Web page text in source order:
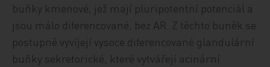
buňky kmenové, jež mají pluripotentní potenciál a
jsou málo diferencované, bez AR. Z těchto buněk se
postupně vyvíjejí vysoce diferencované glandulární
buňky sekretorické, které vytvářejí acinární